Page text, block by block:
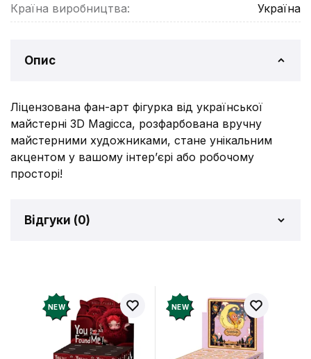
Країна виробництва: Україна
Опис
Ліцензована фан-арт фігурка від української
майстерні 3D Magicca, розфарбована вручну
майстерними художниками, стане унікальним
акцентом у вашому інтер’єрі або робочому
просторі!
Відгуки (0)
Додайте відгук і отримайте 50 грн на свій
рахунок
Залишити відгук
NEW NEW